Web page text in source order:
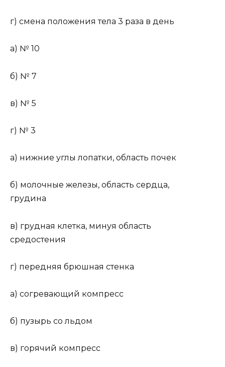
г) смена положения тела 3 раза в день
а) № 10
б) № 7
в) № 5
г) № 3
а) нижние углы лопатки, область почек
б) молочные железы, область сердца,
грудина
в) грудная клетка, минуя область
средостения
г) передняя брюшная стенка
а) согревающий компресс
б) пузырь со льдом
в) горячий компресс